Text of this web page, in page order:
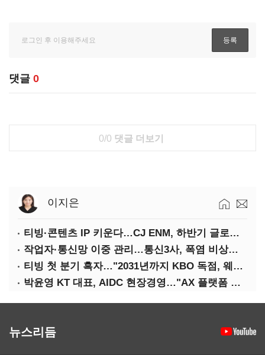
댓글 0
0/0 댓글 더보기
이지은
티빙·콘텐츠 IP 키운다…CJ ENM, 하반기 글로벌 확장 가속
작업자·통신망 이중 관리…통신3사, 폭염 비상대응 돌입
티빙 첫 분기 흑자…"2031년까지 KBO 독점, 웨이브 합병도 속도"
박윤영 KT 대표, AIDC 현장경영…"AX 플랫폼 핵심 인프라로 키운다"
뉴스리듬